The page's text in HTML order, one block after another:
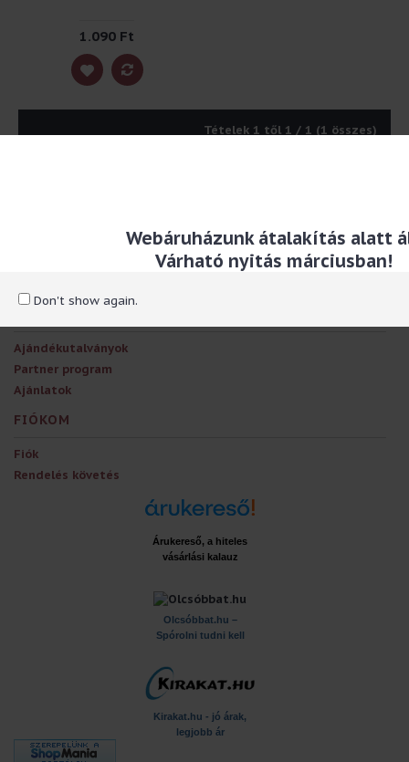
Webáruházunk átalakítás alatt
Várható nyitás márciusban!
Don't show again.
1.090 Ft
Tételek 1 től 1 / 1 (1 összes)
Szállítással kapcsolatos információ
Adatvédelmi és adatkezelési szabályzat
Ajándékutalványok
Partner program
Ajánlatok
FIÓKOM
Fiók
Rendelés követés
Árukereső, a hiteles
vásárlási kalauz
Olcsóbbat.hu –
Spórolni tudni kell
Kirakat.hu - jó árak,
legjobb ár